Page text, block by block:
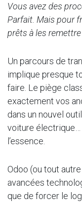
Vous avez des
Parfait. Mais pour
prêts à les
Un parcours de
implique presque
faire. Le piège
exactement vos
dans un nouvel
voiture
l’essence.
Odoo (ou tout
avancées
que de forcer le